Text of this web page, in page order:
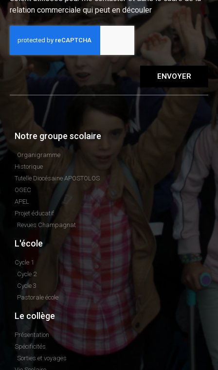
relation commerciale qui peut en découler
ENVOYER
Notre groupe scolaire
Organigramme
Historique
Tutelle Diocésaine APOSTOLOS
OGEC
APEL
Projet éducatif
Revues Champagnat
L'école
Cycle 1
Cycle 2
Cycle 3
Pastorale école
Le collège
Présentation
Spécificités
Sorties et voyages